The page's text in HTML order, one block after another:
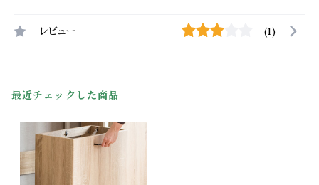
レビュー (1)
最近チェックした商品